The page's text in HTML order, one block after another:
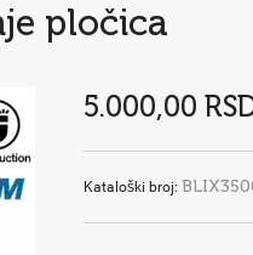
pločica
5.000,00
Kataloški broj: